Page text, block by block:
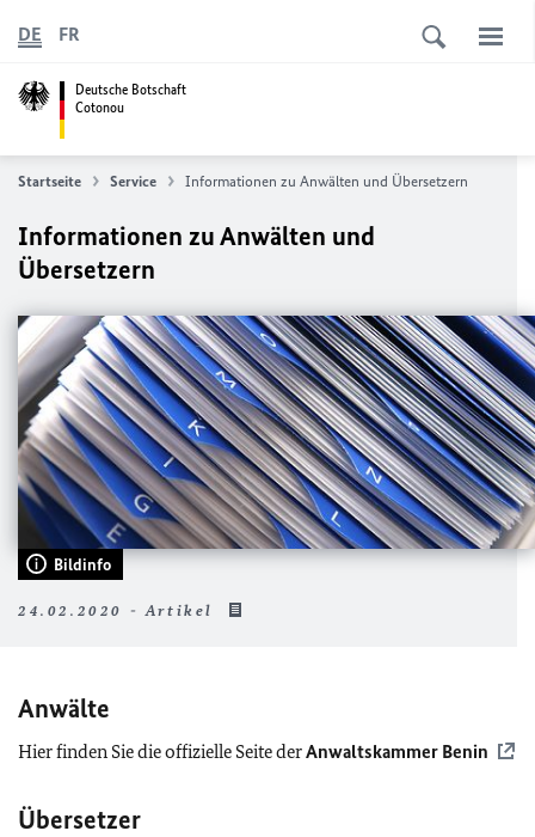
Deutsche Botschaft
Cotonou
DE FR
Startseite Service Informationen zu Anwälten und Übersetzern
Informationen zu Anwälten und
Übersetzern
Bildinfo
24.02.2020 - Artikel
Anwälte
Hier finden Sie die offizielle Seite derAnwaltskammer Benin
Übersetzer